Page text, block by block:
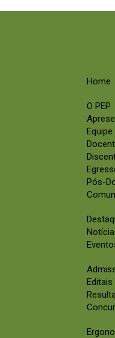
Home
O PEP
Equipe
Pós-
Editais